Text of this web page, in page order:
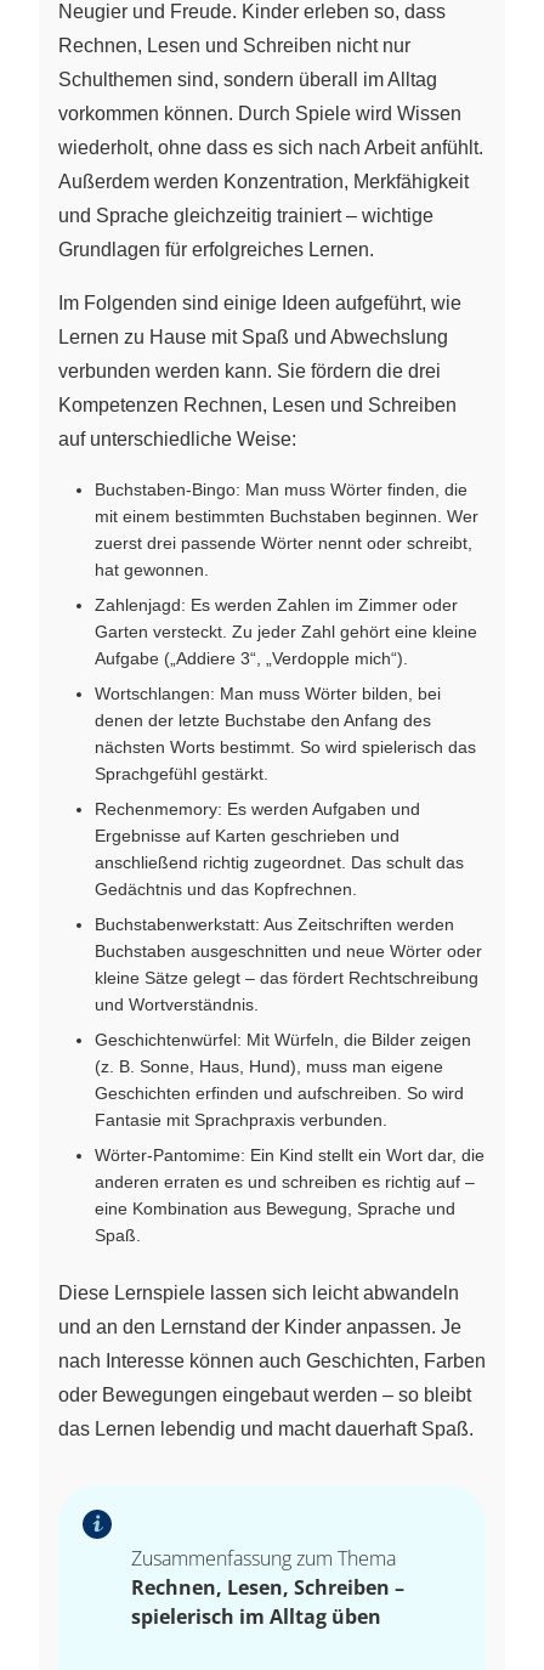
Neugier und Freude. Kinder erleben so, dass
Rechnen, Lesen und Schreiben nicht nur
Schulthemen sind, sondern überall im Alltag
vorkommen können. Durch Spiele wird Wissen
wiederholt, ohne dass es sich nach Arbeit anfühlt.
Außerdem werden Konzentration, Merkfähigkeit
und Sprache gleichzeitig trainiert – wichtige
Grundlagen für erfolgreiches Lernen.
Im Folgenden sind einige Ideen aufgeführt, wie
Lernen zu Hause mit Spaß und Abwechslung
verbunden werden kann. Sie fördern die drei
Kompetenzen Rechnen, Lesen und Schreiben
auf unterschiedliche Weise:
Buchstaben-Bingo: Man muss Wörter finden, die
mit einem bestimmten Buchstaben beginnen. Wer
zuerst drei passende Wörter nennt oder schreibt,
hat gewonnen.
Zahlenjagd: Es werden Zahlen im Zimmer oder
Garten versteckt. Zu jeder Zahl gehört eine kleine
Aufgabe („Addiere 3“, „Verdopple mich“).
Wortschlangen: Man muss Wörter bilden, bei
denen der letzte Buchstabe den Anfang des
nächsten Worts bestimmt. So wird spielerisch das
Sprachgefühl gestärkt.
Rechenmemory: Es werden Aufgaben und
Ergebnisse auf Karten geschrieben und
anschließend richtig zugeordnet. Das schult das
Gedächtnis und das Kopfrechnen.
Buchstabenwerkstatt: Aus Zeitschriften werden
Buchstaben ausgeschnitten und neue Wörter oder
kleine Sätze gelegt – das fördert Rechtschreibung
und Wortverständnis.
Geschichtenwürfel: Mit Würfeln, die Bilder zeigen
(z. B. Sonne, Haus, Hund), muss man eigene
Geschichten erfinden und aufschreiben. So wird
Fantasie mit Sprachpraxis verbunden.
Wörter-Pantomime: Ein Kind stellt ein Wort dar, die
anderen erraten es und schreiben es richtig auf –
eine Kombination aus Bewegung, Sprache und
Spaß.
Diese Lernspiele lassen sich leicht abwandeln
und an den Lernstand der Kinder anpassen. Je
nach Interesse können auch Geschichten, Farben
oder Bewegungen eingebaut werden – so bleibt
das Lernen lebendig und macht dauerhaft Spaß.
Zusammenfassung zum Thema
Rechnen, Lesen, Schreiben –
spielerisch im Alltag üben